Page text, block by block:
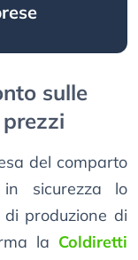
sulle
del comparto
sicurezza lo
produzione di
la Coldiretti